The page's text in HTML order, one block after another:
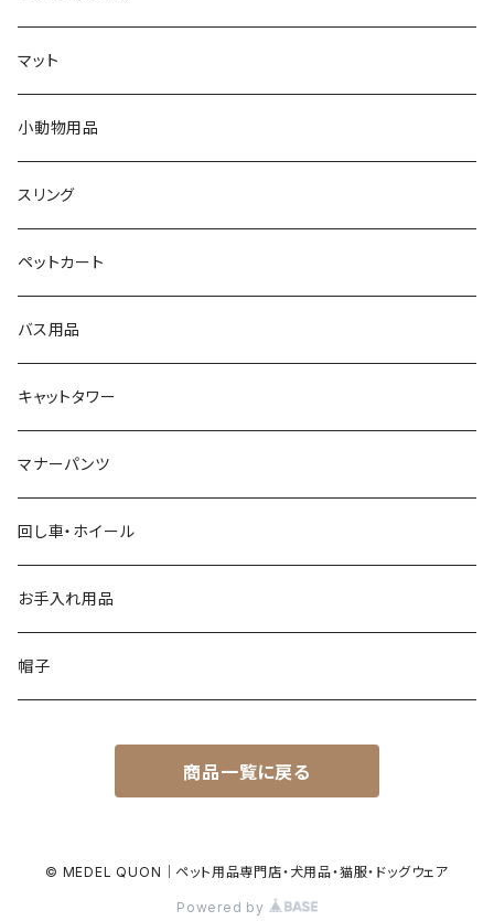
マット
小動物用品
スリング
ペットカート
バス用品
キャットタワー
マナーパンツ
回し車・ホイール
お手入れ用品
帽子
商品一覧に戻る
© MEDEL QUON｜ペット用品専門店・犬用品・猫服・ドッグウェア
Powered by